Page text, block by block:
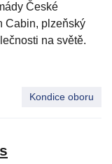
České
Cabin, plzeňský
na světě.
Kondice oboru